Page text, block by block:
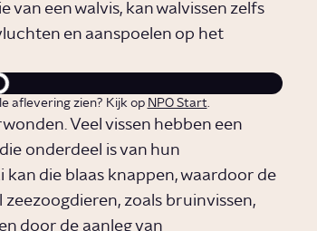
een walvis, kan walvissen zelfs
en aanspoelen op het
aflevering zien? Kijk op NPO Start.
Veel vissen hebben een
onderdeel is van hun
die blaas knappen, waardoor de
zoals bruinvissen,
door de aanleg van